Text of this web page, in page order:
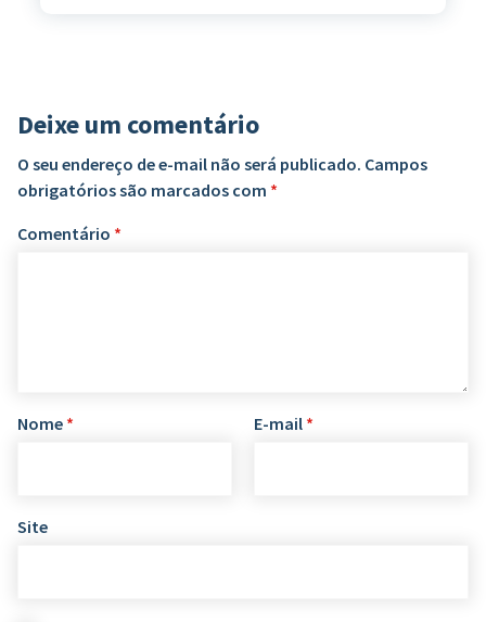
Deixe um comentário
O seu endereço de e-mail não será publicado. Campos
obrigatórios são marcados com *
Comentário *
Nome * E-mail *
Site